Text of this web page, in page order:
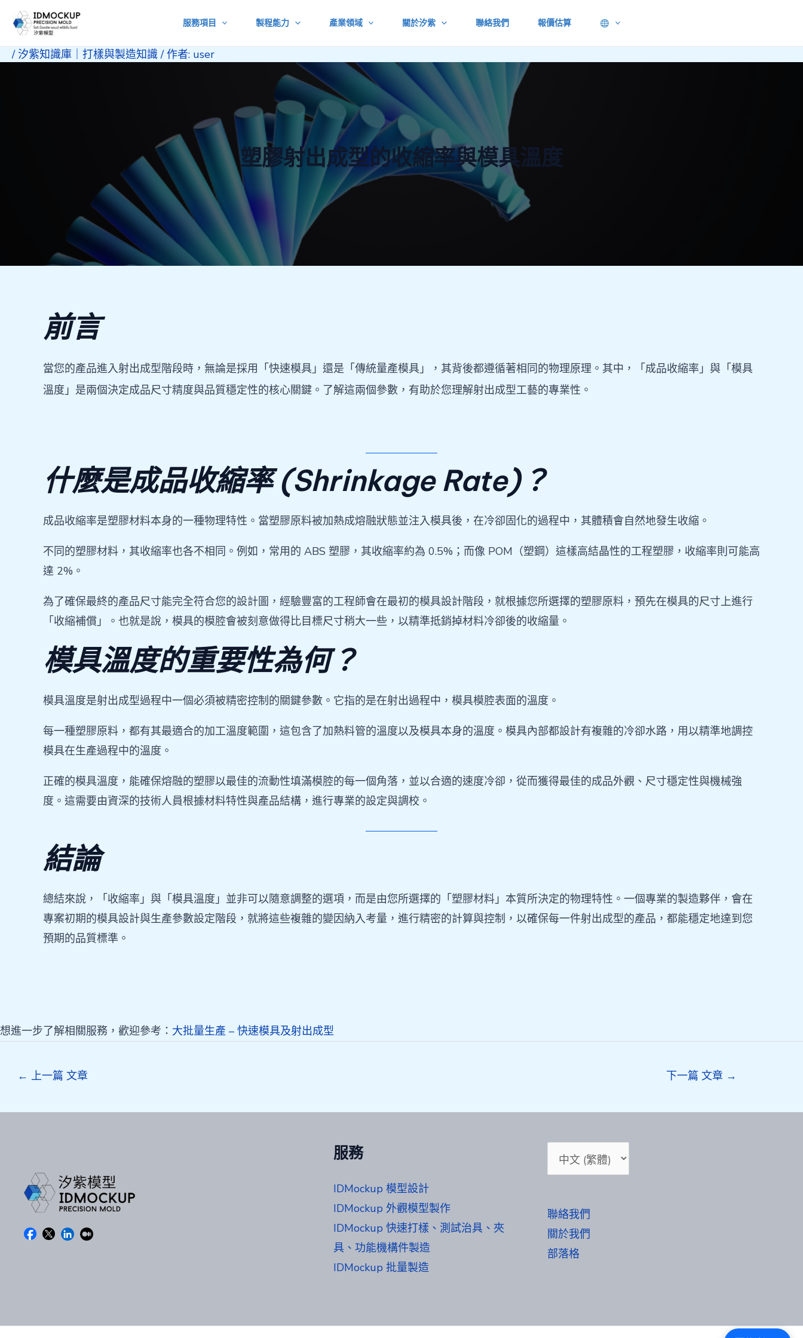
主
服務項目 製程能力 產業領域 關於汐紫 聯絡我們 報價估算
/汐紫知識庫｜打樣與製造知識/ 作者: user
塑膠射出成型的收縮率與模具溫度
前言
當您的產品進入射出成型階段時，無論是採用「快速模具」還是「傳統量產模具」，其背後都遵循著相同的物理原理。其中，「成品收縮率」與「模具
溫度」是兩個決定成品尺寸精度與品質穩定性的核心關鍵。了解這兩個參數，有助於您理解射出成型工藝的專業性。
什麼是成品收縮率 (Shrinkage Rate)？
成品收縮率是塑膠材料本身的一種物理特性。當塑膠原料被加熱成熔融狀態並注入模具後，在冷卻固化的過程中，其體積會自然地發生收縮。
不同的塑膠材料，其收縮率也各不相同。例如，常用的 ABS 塑膠，其收縮率約為 0.5%；而像 POM（塑鋼）這樣高結晶性的工程塑膠，收縮率則可能高
達 2%。
為了確保最終的產品尺寸能完全符合您的設計圖，經驗豐富的工程師會在最初的模具設計階段，就根據您所選擇的塑膠原料，預先在模具的尺寸上進行
「收縮補償」。也就是說，模具的模腔會被刻意做得比目標尺寸稍大一些，以精準抵銷掉材料冷卻後的收縮量。
模具溫度的重要性為何？
模具溫度是射出成型過程中一個必須被精密控制的關鍵參數。它指的是在射出過程中，模具模腔表面的溫度。
每一種塑膠原料，都有其最適合的加工溫度範圍，這包含了加熱料管的溫度以及模具本身的溫度。模具內部都設計有複雜的冷卻水路，用以精準地調控
模具在生產過程中的溫度。
正確的模具溫度，能確保熔融的塑膠以最佳的流動性填滿模腔的每一個角落，並以合適的速度冷卻，從而獲得最佳的成品外觀、尺寸穩定性與機械強
度。這需要由資深的技術人員根據材料特性與產品結構，進行專業的設定與調校。
結論
總結來說，「收縮率」與「模具溫度」並非可以隨意調整的選項，而是由您所選擇的「塑膠材料」本質所決定的物理特性。一個專業的製造夥伴，會在
專案初期的模具設計與生產參數設定階段，就將這些複雜的變因納入考量，進行精密的計算與控制，以確保每一件射出成型的產品，都能穩定地達到您
預期的品質標準。
想進一步了解相關服務，歡迎參考： 大批量生產 – 快速模具及射出成型
← 上一篇 文章 下一篇 文章 →
服務
IDMockup 模型設計
IDMockup 外觀模型製作
IDMockup 快速打樣、測試治具、夾
具、功能機構件製造
IDMockup 批量製造
Choose
聯絡我們
關於我們
部落格